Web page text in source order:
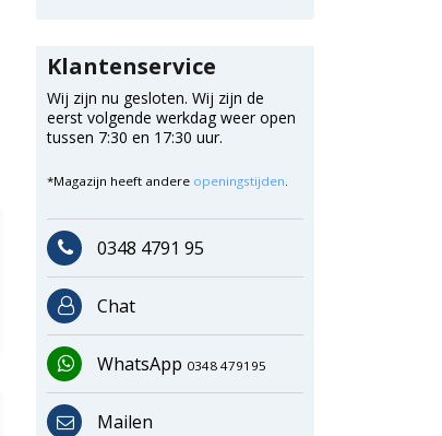
Klantenservice
Wij zijn nu gesloten. Wij zijn de
eerst volgende werkdag weer open
tussen 7:30 en 17:30 uur.
*Magazijn heeft andere openingstijden.
0348 4791 95
Chat
WhatsApp 0348 479195
Mailen